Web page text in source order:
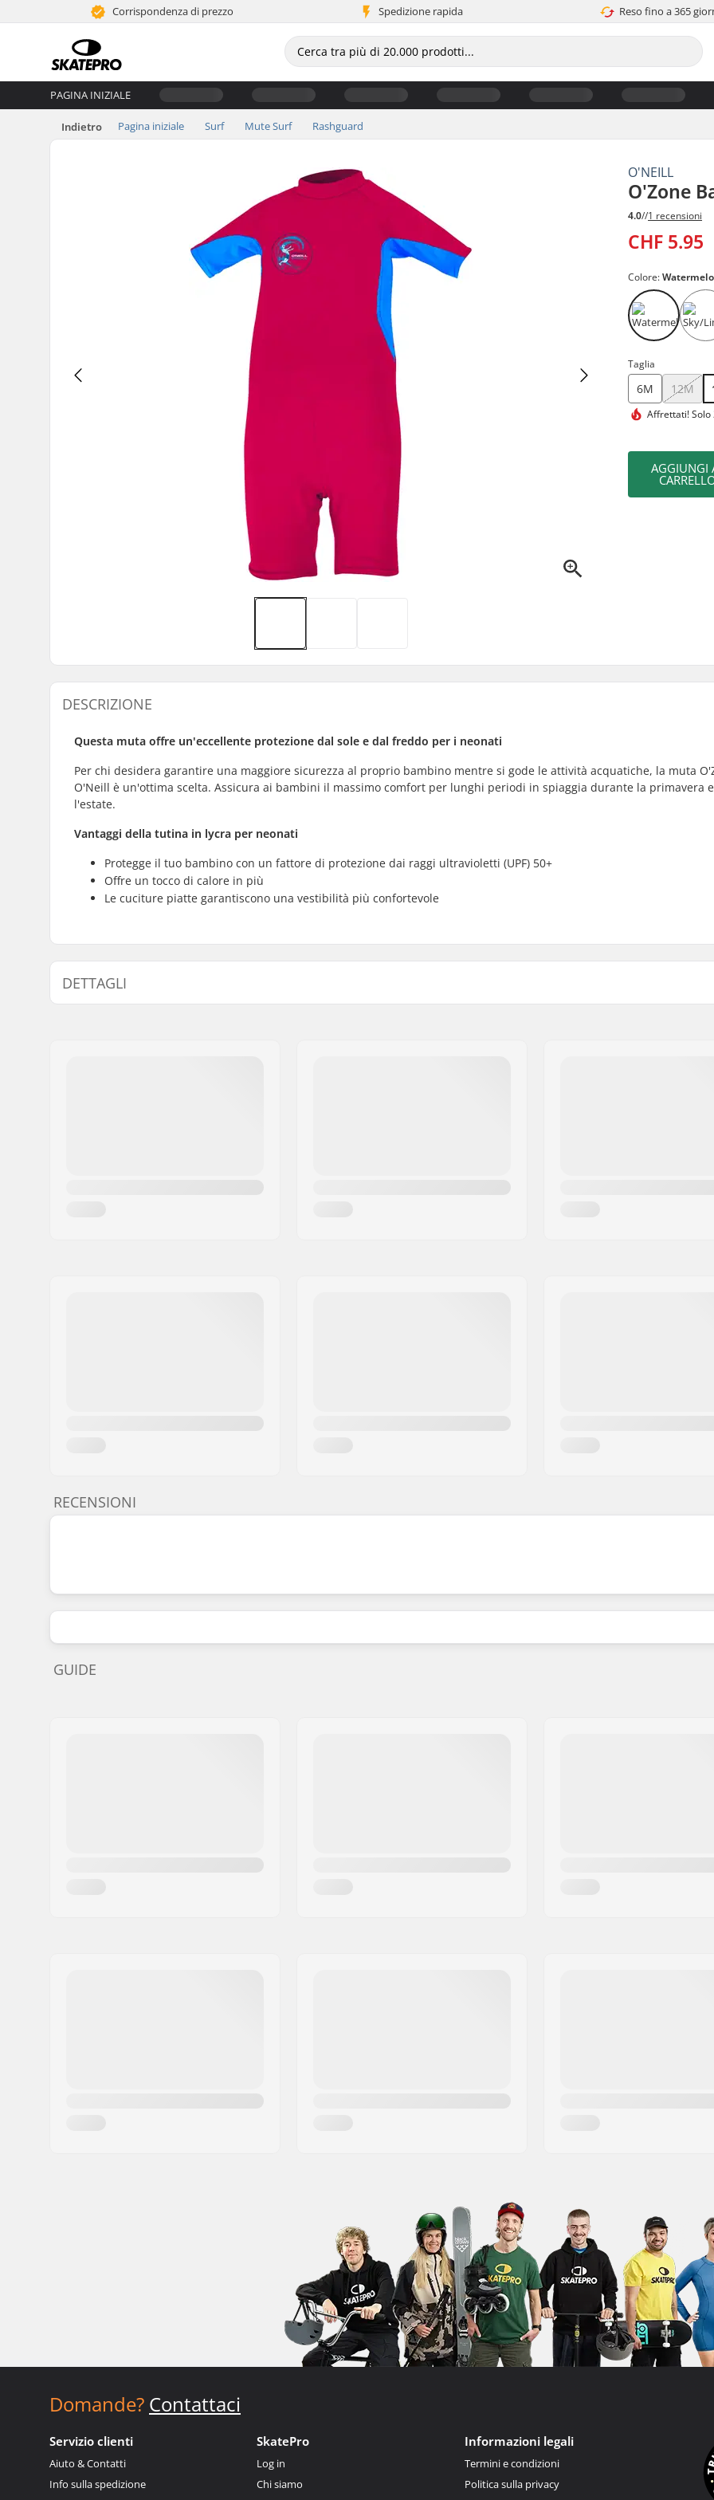
Corrispondenza di prezzo Spedizione rapida Reso fino a 365
PAGINA INIZIALE
Indietro Pagina iniziale Surf Mute Surf Rashguard
O'NEILL
O'Zone
4.0//1 recensioni
CHF 5.95
Colore:
Taglia
6M 12M
Affrettati!Solo
AGGIUNGI
DESCRIZIONE
Questa muta offre un'eccellente protezione dal sole e dal freddo per i neonati
Per chi desidera garantire una maggiore sicurezza al proprio bambino mentre si gode le attività acquatiche, la muta
O'Neill è un'ottima scelta. Assicura ai bambini il massimo comfort per lunghi periodi in spiaggia durante la primavera e
l'estate.
Vantaggi della tutina in lycra per neonati
Protegge il tuo bambino con un fattore di protezione dai raggi ultravioletti (UPF) 50+
Offre un tocco di calore in più
Le cuciture piatte garantiscono una vestibilità più confortevole
DETTAGLI
RECENSIONI
GUIDE
Domande? Contattaci
Servizio clienti
Aiuto & Contatti
Info sulla spedizione
SkatePro
Log in
Chi siamo
Informazioni legali
Termini e condizioni
Politica sulla privacy